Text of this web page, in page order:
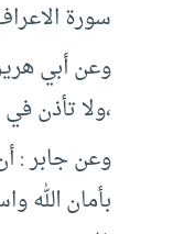
سورة
وعن أبي
،ولا تأذن
وعن جابر :
بأمان الله